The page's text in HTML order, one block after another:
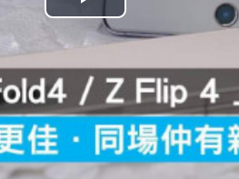
播
影
片